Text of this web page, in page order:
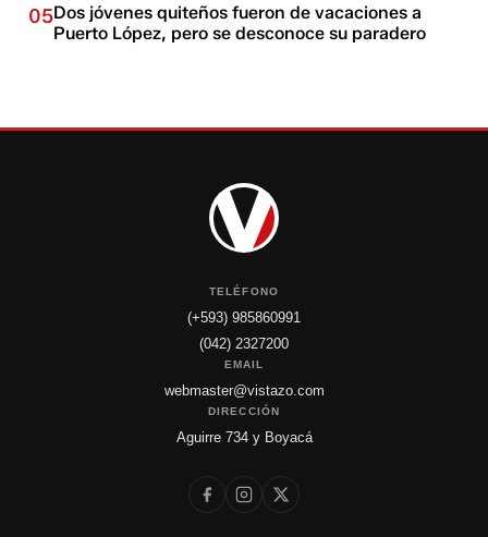
05Dos jóvenes quiteños fueron de vacaciones a
Puerto López, pero se desconoce su paradero
TELÉFONO
(+593) 985860991
(042) 2327200
EMAIL
webmaster@vistazo.com
DIRECCIÓN
Aguirre 734 y Boyacá